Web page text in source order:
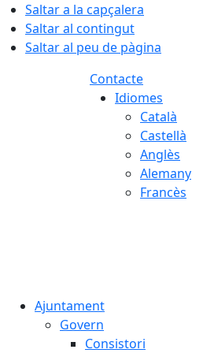
Saltar a la capçalera
Saltar al contingut
Saltar al peu de pàgina
Contacte
Idiomes
Català
Castellà
Anglès
Alemany
Francès
Ajuntament
Govern
Consistori